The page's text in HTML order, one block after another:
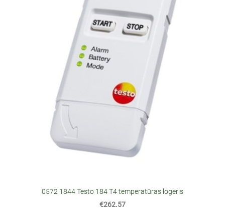
0572 1844 Testo 184 T4 temperatūras logeris
€262.57